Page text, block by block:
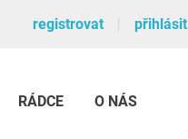
registrovat
RÁDCE O NÁS